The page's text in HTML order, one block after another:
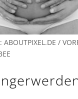
ABOUTPIXEL.DE /